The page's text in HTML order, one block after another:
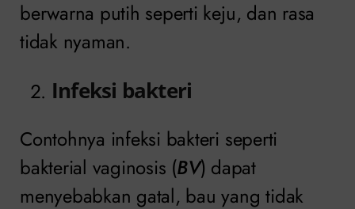
berwarna putih seperti keju, dan rasa
tidak nyaman.
Infeksi bakteri
Contohnya infeksi bakteri seperti
bakterial vaginosis (BV) dapat
menyebabkan gatal, bau yang tidak